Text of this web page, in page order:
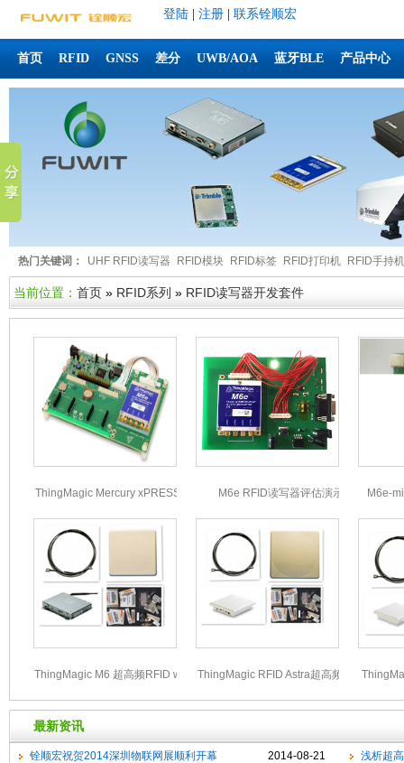
登陆 注册 联系铨顺宏
首页 RFID GNSS 差分 UWB/AOA 蓝牙BLE 产品中心
热门关键词： UHF RFID读写器 RFID模块 RFID标签 RFID打印机 RFID手持机
当前位置： 首页 » RFID系列 » RFID读写器开发套件
ThingMagic Mercury xPRESS开发平
M6e RFID读写器评估演示板 M6e-
ThingMagic M6 超高频RFID wifi 版读ThingMagic RFID Astra超高频一体化
最新资讯
2014-08-21
铨顺宏祝贺2014深圳物联网展顺利开幕
浅析超